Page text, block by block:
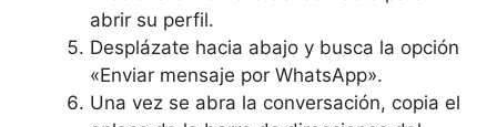
abrir su perfil.
Desplázate hacia abajo y busca la opción
«Enviar mensaje por WhatsApp».
Una vez se abra la conversación, copia el